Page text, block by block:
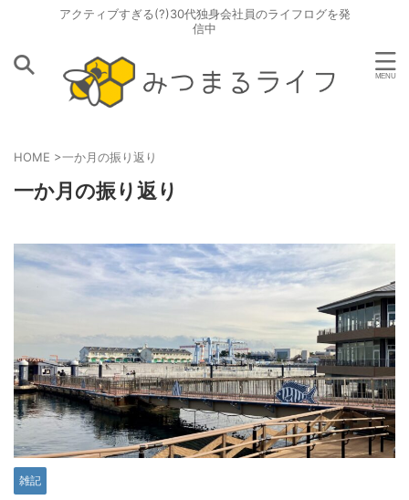
アクティブすぎる(?)30代独身会社員のライフログを発
信中
HOME >一か月の振り返り
一か月の振り返り
雑記